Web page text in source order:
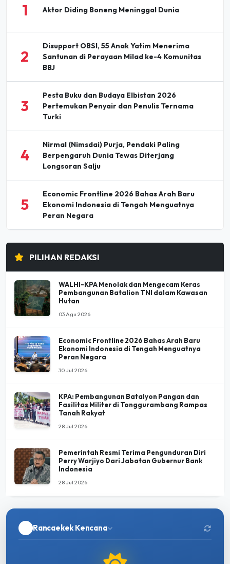
1 Aktor Diding Boneng Meninggal Dunia
2
Disupport OBSI, 55 Anak Yatim Menerima
Santunan di Perayaan Milad ke-4 Komunitas
BBJ
3
Pesta Buku dan Budaya Elbistan 2026
Pertemukan Penyair dan Penulis Ternama
Turki
4
Nirmal (Nimsdai) Purja, Pendaki Paling
Berpengaruh Dunia Tewas Diterjang
Longsoran Salju
5
Economic Frontline 2026 Bahas Arah Baru
Ekonomi Indonesia di Tengah Menguatnya
Peran Negara
PILIHAN REDAKSI
WALHI-KPA Menolak dan Mengecam Keras
Pembangunan Batalion TNI dalam Kawasan
Hutan
03 Agu 2026
Economic Frontline 2026 Bahas Arah Baru
Ekonomi Indonesia di Tengah Menguatnya
Peran Negara
30 Jul 2026
KPA: Pembangunan Batalyon Pangan dan
Fasilitas Militer di Tonggurambang Rampas
Tanah Rakyat
28 Jul 2026
Pemerintah Resmi Terima Pengunduran Diri
Perry Warjiyo Dari Jabatan Gubernur Bank
Indonesia
28 Jul 2026
Rancaekek Kencana